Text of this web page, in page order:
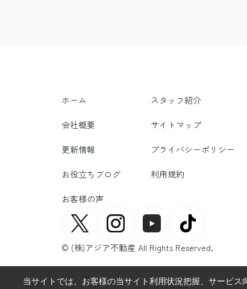
ホーム スタッフ紹介
会社概要 サイトマップ
更新情報 プライバシーポリシー
お役立ちブログ 利用規約
お客様の声
© (株)アジア不動産 All Rights Reserved.
当サイトでは、お客様の当サイト利用状況把握、サービ